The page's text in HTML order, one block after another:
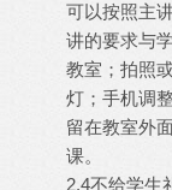
可以按照主
讲的要求与
教室；拍照
灯；手机调
留在教室外
课。
2.4不给学生